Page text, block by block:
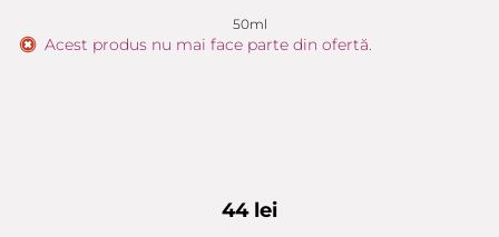
50ml
Acest produs nu mai face parte din ofertă.
44 lei